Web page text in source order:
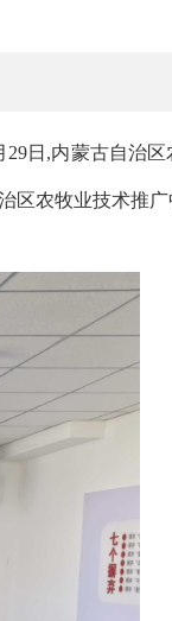
29日 ,内蒙古自治
治区农牧业技术推